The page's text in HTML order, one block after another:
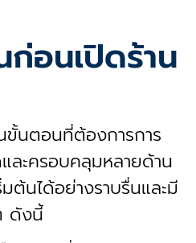
อนเปิดร้าน
ขั้นตอนที่ต้องการการ
ละครอบคลุมหลายด้าน
มต้นได้อย่างราบรื่นและมี
ดังนี้